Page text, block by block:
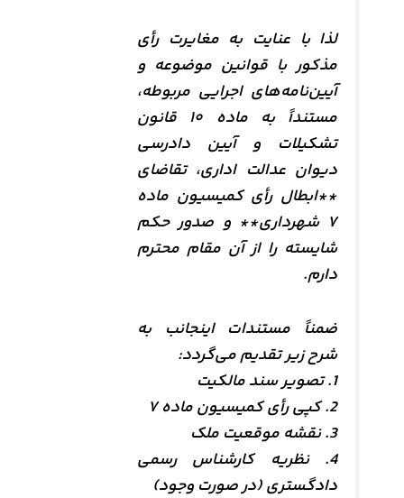
لذا با عنایت به مغایرت رأی
مذکور با قوانین موضوعه و
آیین‌نامه‌های اجرایی مربوطه،
مستنداً به ماده ۱۰ قانون
تشکیلات و آیین دادرسی
دیوان عدالت اداری، تقاضای
**ابطال رأی کمیسیون ماده
۷ شهرداری** و صدور حکم
شایسته را از آن مقام محترم
دارم.
ضمناً مستندات اینجانب به
شرح زیر تقدیم می‌گردد:
1. تصویر سند مالکیت
2. کپی رأی کمیسیون ماده ۷
3. نقشه موقعیت ملک
4. نظریه کارشناس رسمی
دادگستری (در صورت وجود)